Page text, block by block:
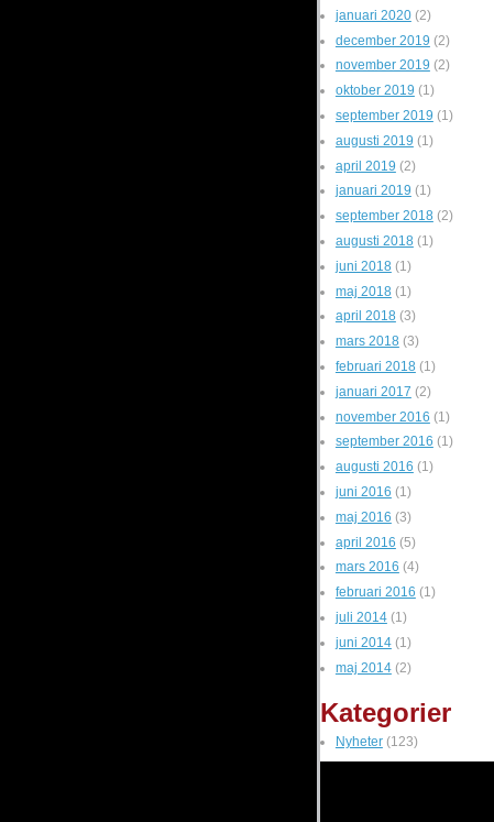
januari 2020(2)
december 2019 (2)
november 2019 (2)
oktober 2019 (1)
september 2019 (1)
augusti 2019 (1)
april 2019 (2)
januari 2019 (1)
september 2018(2)
augusti 2018(1)
juni 2018(1)
maj 2018(1)
april 2018(3)
mars 2018(3)
februari 2018(1)
januari 2017 (2)
november 2016 (1)
september 2016 (1)
augusti 2016 (1)
juni 2016 (1)
maj 2016 (3)
april 2016 (5)
mars 2016 (4)
februari 2016 (1)
juli 2014(1)
juni 2014(1)
maj 2014(2)
Kategorier
Nyheter(123)